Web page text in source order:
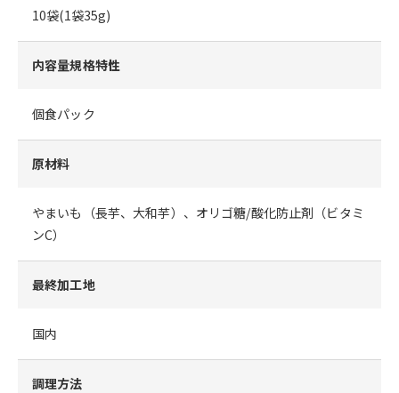
10袋(1袋35g)
内容量規格特性
個食パック
原材料
やまいも（長芋、大和芋）、オリゴ糖/酸化防止剤（ビタミ
ンC）
最終加工地
国内
調理方法